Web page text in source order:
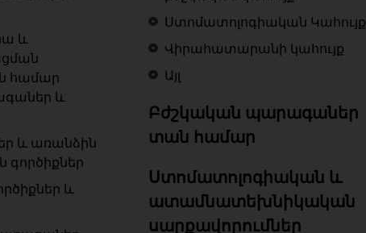
և
համար
և
և առանձին
գործիքներ
և
Ստոմատոլոգիական Կահույք
Վիրահատարանի կահույք
Այլ
Բժշկական պարագաներ
տան համար
Ստոմատոլոգիական և
ատամնատեխնիկական
սարքավորումներ